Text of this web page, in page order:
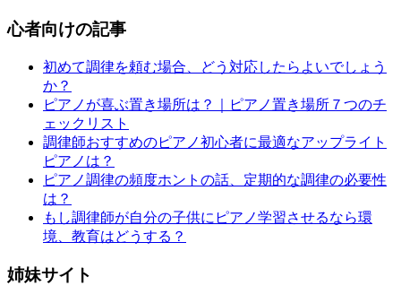
心者向けの記事
初めて調律を頼む場合、どう対応したらよいでしょう
か？
ピアノが喜ぶ置き場所は？｜ピアノ置き場所７つのチ
ェックリスト
調律師おすすめのピアノ初心者に最適なアップライト
ピアノは？
ピアノ調律の頻度ホントの話、定期的な調律の必要性
は？
もし調律師が自分の子供にピアノ学習させるなら環
境、教育はどうする？
姉妹サイト